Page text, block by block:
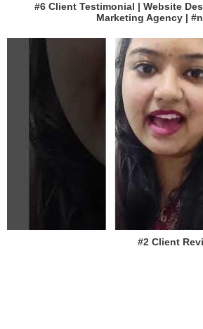
#6 Client Testimonial | Website
Marketing Agency |
#2 Client